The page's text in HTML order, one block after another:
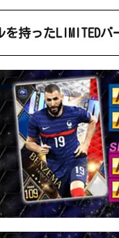
持ったLIMITEDバ